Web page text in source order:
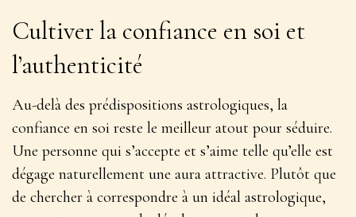
Cultiver la confiance en soi et
l’authenticité
Au-delà des prédispositions astrologiques, la
confiance en soi reste le meilleur atout pour séduire.
Une personne qui s’accepte et s’aime telle qu’elle est
dégage naturellement une aura attractive. Plutôt que
de chercher à correspondre à un idéal astrologique,